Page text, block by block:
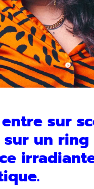
entre sur
sur un ring